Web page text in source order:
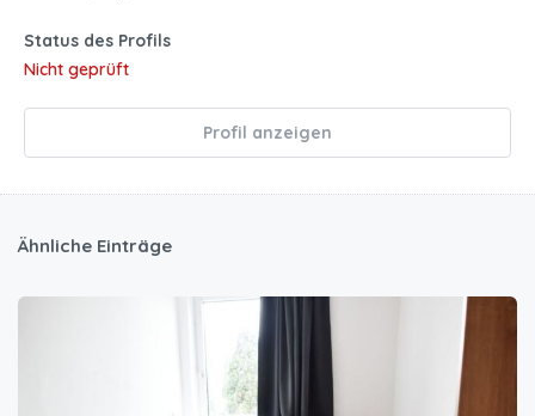
Status des Profils
Nicht geprüft
Profil anzeigen
Ähnliche Einträge